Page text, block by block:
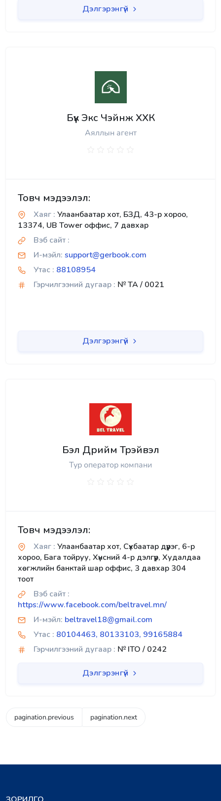
Дэлгэрэнгүй
Бүүк Экс Чэйнж ХХК
Аяллын агент
Товч мэдээлэл:
Хаяг : Улаанбаатар хот, БЗД, 43-р хороо,
13374, UB Tower оффис, 7 давхар
Вэб сайт :
И-мэйл: support@gerbook.com
Утас : 88108954
Гэрчилгээний дугаар : № TA / 0021
Дэлгэрэнгүй
Бэл Дрийм Трэйвэл
Тур оператор компани
Товч мэдээлэл:
Хаяг : Улаанбаатар хот, Сүхбаатар дүүрэг, 6-р
хороо, Бага тойруу, Хүнсний 4-р дэлгүүр, Худалдаа
хөгжлийн банктай шар оффис, 3 давхар 304
тоот
Вэб сайт :
https://www.facebook.com/beltravel.mn/
И-мэйл: beltravel18@gmail.com
Утас : 80104463, 80133103, 99165884
Гэрчилгээний дугаар : № ITO / 0242
Дэлгэрэнгүй
pagination.previous pagination.next